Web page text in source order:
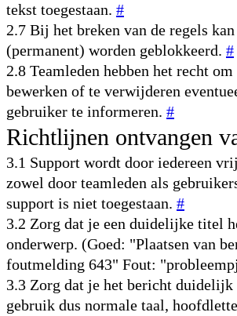
tekst toegestaan. #
2.7 Bij het breken van de regels
(permanent) worden geblokkeerd. #
2.8 Teamleden hebben het recht
bewerken of te verwijderen
gebruiker te informeren. #
Richtlijnen ontvangen
3.1 Support wordt door iedereen
zowel door teamleden als
support is niet toegestaan. #
3.2 Zorg dat je een duidelijke titel
onderwerp. (Goed: "Plaatsen van
foutmelding 643" Fout:
3.3 Zorg dat je het bericht duidelijk
gebruik dus normale taal,